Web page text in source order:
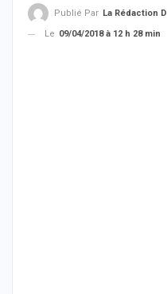
Publié Par La Rédaction De THIEYSENEGAL.com
Le 09/04/2018 à 12 h 28 min